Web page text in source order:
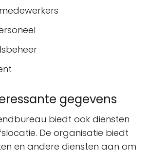
gegevens
biedt ook diensten
De organisatie biedt
en andere diensten aan om